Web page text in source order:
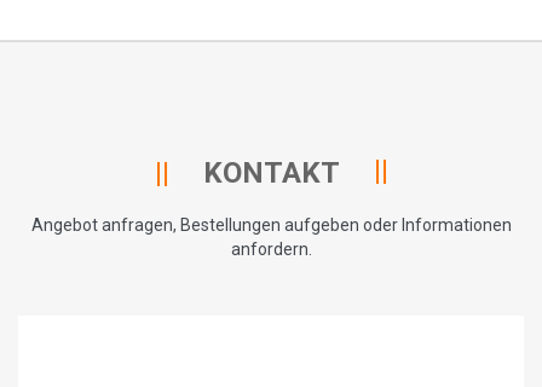
KONTAKT
Angebot anfragen, Bestellungen aufgeben oder Informationen
anfordern.